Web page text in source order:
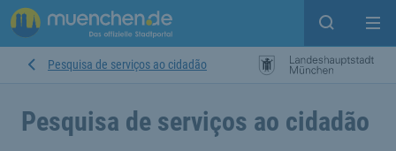
Open
Pesquisa de serviços ao cidadão
Pesquisa de serviços ao cidadão